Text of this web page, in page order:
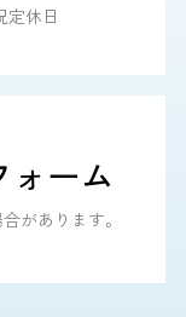
定休日
ォーム
があります。